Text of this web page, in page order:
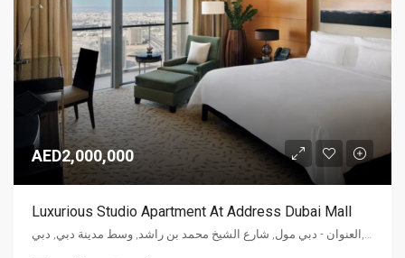
AED2,000,000
Luxurious Studio Apartment At Address Dubai Mall